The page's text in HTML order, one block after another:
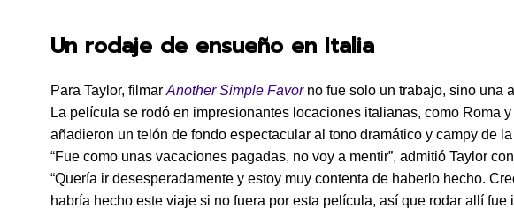
Un rodaje de ensueño en Italia
Para Taylor, filmar Another Simple Favorno fue solo un trabajo, sino una
La película se rodó en impresionantes locaciones italianas, como Roma
añadieron un telón de fondo espectacular al tono dramático y campy de
“Fue como unas vacaciones pagadas, no voy a mentir”, admitió Taylor
“Quería ir desesperadamente y estoy muy contenta de haberlo hecho.
habría hecho este viaje si no fuera por esta película, así que rodar allí fue